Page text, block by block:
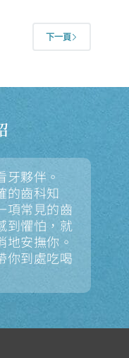
下一頁
夥伴。
的齒科知
項常見的齒
到懼怕，就
安撫你。
你到處吃喝